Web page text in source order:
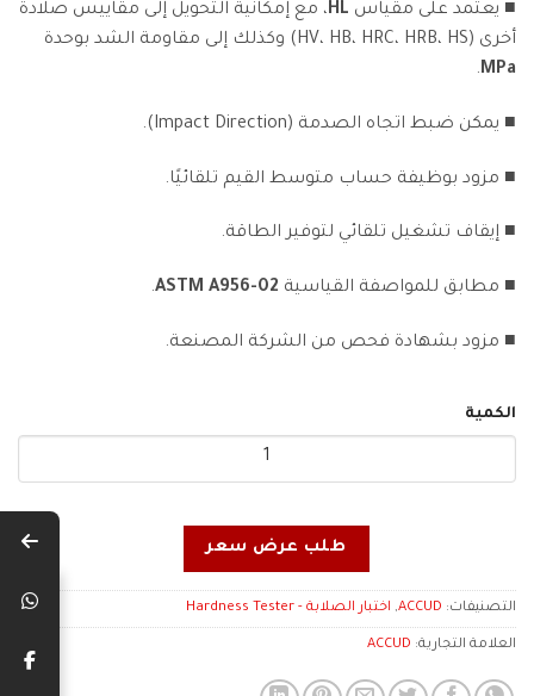
■ يعتمد على مقياس HL، مع إمكانية التحويل إلى مقاييس صلادة
أخرى (HV، HB، HRC، HRB، HS) وكذلك إلى مقاومة الشد بوحدة
MPa
.
■ يمكن ضبط اتجاه الصدمة (Impact Direction).
■ مزود بوظيفة حساب متوسط القيم تلقائيًا.
■ إيقاف تشغيل تلقائي لتوفير الطاقة.
■ مطابق للمواصفة القياسية ASTM A956-02
.
■ مزود بشهادة فحص من الشركة المصنعة.
الكمية
طلب عرض سعر
التصنيفات: ACCUD
, اختبار الصلابة - Hardness Tester
العلامة التجارية: ACCUD